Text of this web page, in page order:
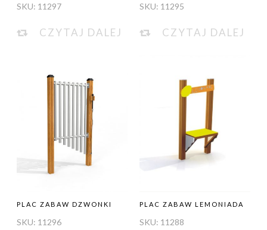
SKU: 11297
CZYTAJ DALEJ
SKU: 11295
CZYTAJ DALEJ
PLAC ZABAW DZWONKI
SKU: 11296
PLAC ZABAW LEMONIADA
SKU: 11288